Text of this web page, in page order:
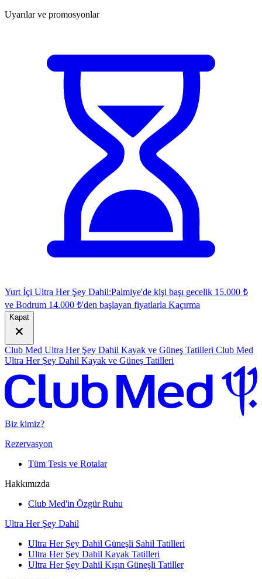
Uyarılar ve promosyonlar
Yurt İçi Ultra Her Şey Dahil:Palmiye'de kişi başı gecelik 15.000 ₺
ve Bodrum 14.000 ₺'den başlayan fiyatlarla Kaçırma
Kapat
Club Med Ultra Her Şey Dahil Kayak ve Güneş Tatilleri Club Med
Ultra Her Şey Dahil Kayak ve Güneş Tatilleri
Biz kimiz?
Rezervasyon
Tüm Tesis ve Rotalar
Hakkımızda
Club Med'in Özgür Ruhu
Ultra Her Şey Dahil
Ultra Her Şey Dahil Güneşli Sahil Tatilleri
Ultra Her Şey Dahil Kayak Tatilleri
Ultra Her Şey Dahil Kışın Güneşli Tatiller